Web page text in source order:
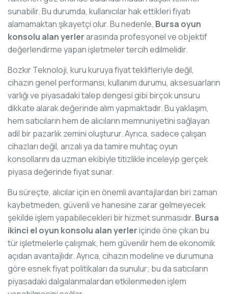
sunabilir. Bu durumda, kullanıcılar hak ettikleri fiyatı
alamamaktan şikayetçi olur. Bu nedenle, Bursa oyun
konsolu alan yerlerarasında profesyonel ve objektif
değerlendirme yapan işletmeler tercih edilmelidir.
Bozkır Teknoloji, kuru kuruya fiyat teklifleriyle değil,
cihazın genel performansı, kullanım durumu, aksesuarların
varlığı ve piyasadaki talep dengesi gibi birçok unsuru
dikkate alarak değerinde alım yapmaktadır. Bu yaklaşım,
hem satıcıların hem de alıcıların memnuniyetini sağlayan
adil bir pazarlık zemini oluşturur. Ayrıca, sadece çalışan
cihazları değil, arızalı ya da tamire muhtaç oyun
konsollarını da uzman ekibiyle titizlikle inceleyip gerçek
piyasa değerinde fiyat sunar.
Bu süreçte, alıcılar için en önemli avantajlardan biri zaman
kaybetmeden, güvenli ve hanesine zarar gelmeyecek
şekilde işlem yapabilecekleri bir hizmet sunmasıdır. Bursa
ikinci el oyun konsolu alan yerleriçinde öne çıkan bu
tür işletmelerle çalışmak, hem güvenilir hem de ekonomik
açıdan avantajlıdır. Ayrıca, cihazın modeline ve durumuna
göre esnek fiyat politikaları da sunulur; bu da satıcıların
piyasadaki dalgalanmalardan etkilenmeden işlem